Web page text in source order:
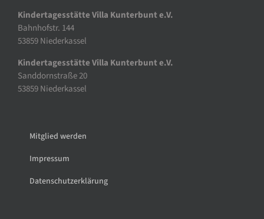
Kindertagesstätte Villa Kunterbunt e.V.
Bahnhofstr. 144
53859 Niederkassel
Kindertagesstätte Villa Kunterbunt e.V.
Sanddornstraße 20
53859 Niederkassel
Mitglied werden
Impressum
Datenschutzerklärung